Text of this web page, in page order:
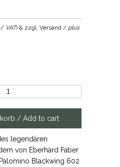
/ VAT) & zzgl. Versand / plus
legendären
von Eberhard Faber
Blackwing 602